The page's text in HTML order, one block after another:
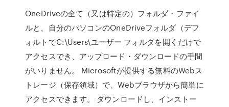
OneDriveの全て（又は特定の）フォルダ・ファイ
ルと、自分のパソコンのOneDriveフォルダ（デフ
ォルトでC:\Users\ユーザー フォルダを開くだけで
アクセスでき、アップロード・ダウンロードの手間
がいりません。 Microsoftが提供する無料のWebス
トレージ（保存領域）で、Webブラウザから簡単に
アクセスできます。 ダウンロードし、インストー